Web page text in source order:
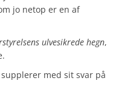
jo netop er en af
ulvesikrede hegn,
med sit svar på